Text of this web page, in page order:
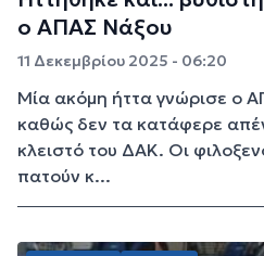
ο ΑΠΑΣ Νάξου
11 Δεκεμβρίου 2025 - 06:20
Μία ακόμη ήττα γνώρισε ο
καθώς δεν τα κατάφερε
κλειστό του ΔΑΚ. Οι
πατούν κ...